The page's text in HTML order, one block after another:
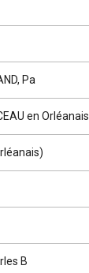
Pa
en Orléanais
B